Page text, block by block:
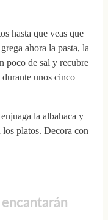
hasta que veas que
ahora la pasta, la
poco de sal y recubre
unos cinco
la albahaca y
platos. Decora con